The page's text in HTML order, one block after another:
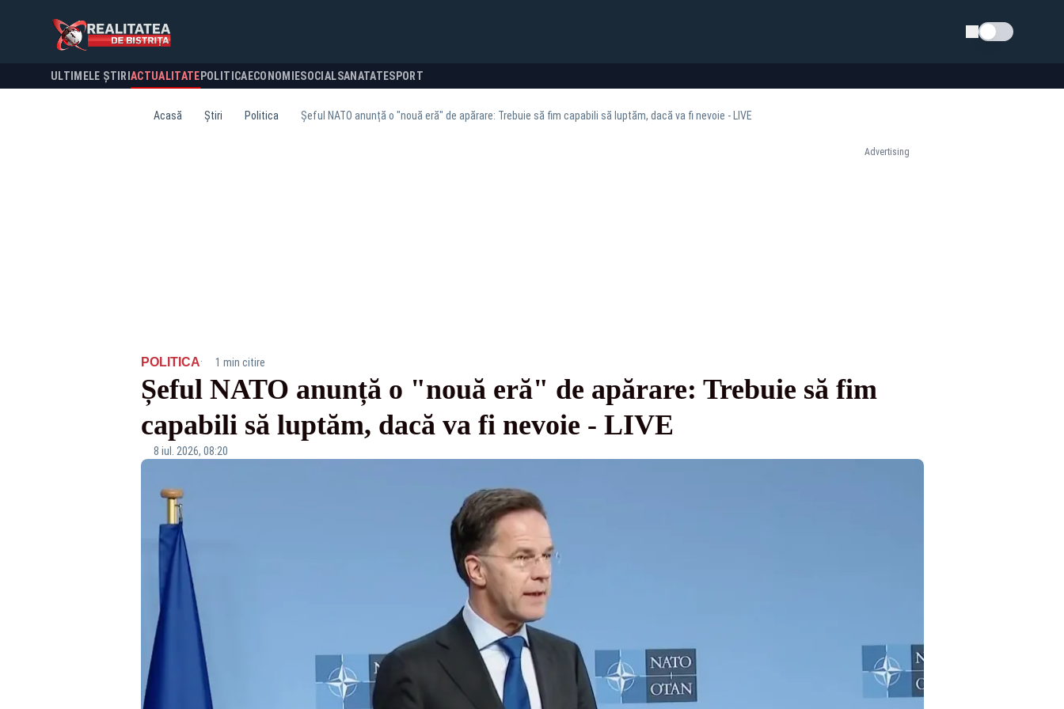
Schimba tema
ULTIMELE ȘTIRI ACTUALITATE POLITICA ECONOMIESOCIALSANATATESPORT
Acasă Știri Politica Șeful NATO anunță o "nouă eră" de apărare: Trebuie să fim capabili să luptăm, dacă va fi nevoie - LIVE
Advertising
POLITICA· 1 min citire
Șeful NATO anunță o "nouă eră" de apărare: Trebuie să fim
capabili să luptăm, dacă va fi nevoie - LIVE
8 iul. 2026, 08:20